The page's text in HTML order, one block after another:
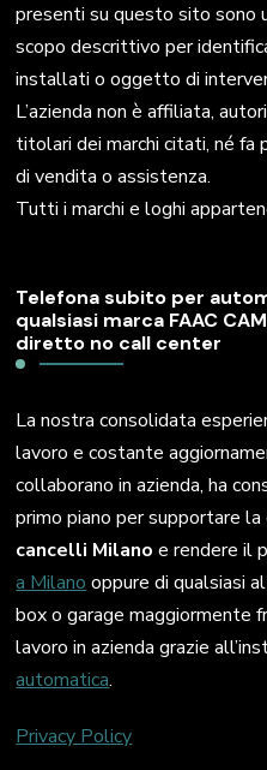
presenti su questo sito sono
scopo descrittivo per
installati o oggetto di
L’azienda non è affiliata,
titolari dei marchi citati, né
di vendita o assistenza.
Tutti i marchi e loghi
Telefona subito per
qualsiasi marca FAAC
diretto no call center
La nostra consolidata
lavoro e costante
collaborano in azienda, ha
primo piano per supportare
cancelli Milano e rendere il
a Milano oppure di qualsiasi
box o garage maggiormente
lavoro in azienda grazie
automatica.
Privacy Policy